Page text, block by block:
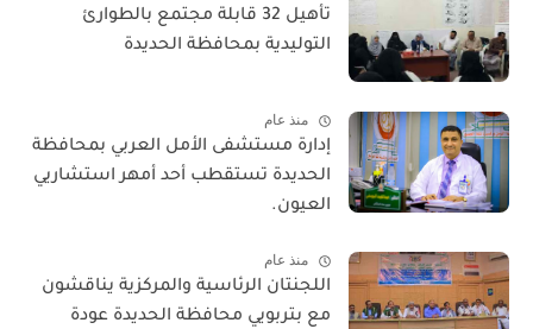
تأهيل 32 قابلة مجتمع بالطوارئ
التوليدية بمحافظة الحديدة
منذ عام
إدارة مستشفى الأمل العربي بمحافظة
الحديدة تستقطب أحد أمهر استشاريي
العيون.
منذ عام
اللجنتان الرئاسية والمركزية يناقشون
مع بتربويي محافظة الحديدة عودة